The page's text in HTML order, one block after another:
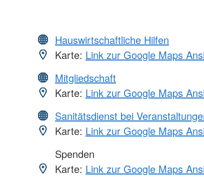
Hauswirtschaftliche Hilfen
Karte: Link zur Google Maps
Mitgliedschaft
Karte: Link zur Google Maps
Sanitätsdienst bei
Karte: Link zur Google Maps
Spenden
Karte: Link zur Google Maps